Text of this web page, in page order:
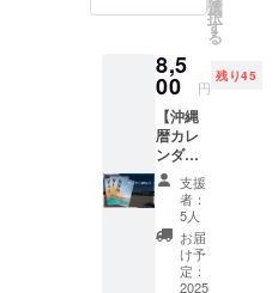
の他：
備考欄
を希望
される
お名前/
ニック
ネーム
をご記
入くだ
さい。
応援コ
すすめ
選
択
す
る
8,5
00 円
残り45
【沖縄
暦カレ
ンダー
3つ】
・カレ
ンダー3
部セッ
ト ・複
数購入
でお得
支援
者：
5人
お届
け予
定：
2025